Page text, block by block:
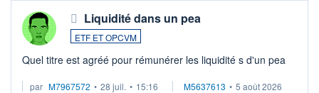
Liquidité dans un pea
ETF ET OPCVM
Quel titre est agréé pour rémunérer les liquidité s d'un pea
par M7967572 • 28 juil. • 15:16 M5637613 • 5 août 2026